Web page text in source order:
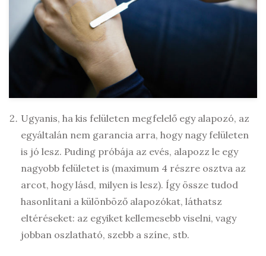
Ugyanis, ha kis felületen megfelelő egy alapozó, az
egyáltalán nem garancia arra, hogy nagy felületen
is jó lesz. Puding próbája az evés, alapozz le egy
nagyobb felületet is (maximum 4 részre osztva az
arcot, hogy lásd, milyen is lesz). Így össze tudod
hasonlítani a különböző alapozókat, láthatsz
eltéréseket: az egyiket kellemesebb viselni, vagy
jobban oszlatható, szebb a színe, stb.